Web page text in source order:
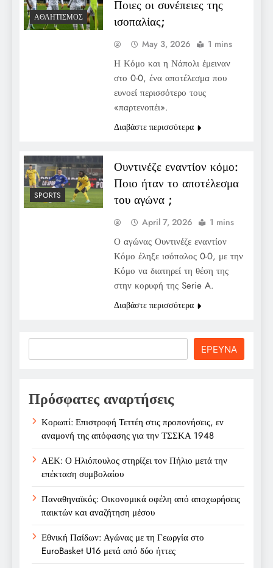
ΑΘΛΗΤΙΣΜΌΣ
Ποιες οι συνέπειες της
ισοπαλίας;
May 3, 2026 1 mins
Η Κόμο και η Νάπολι έμειναν
στο 0-0, ένα αποτέλεσμα που
ευνοεί περισσότερο τους
«παρτενοπέι».
Διαβάστε περισσότερα
SPORTS
Ουντινέζε εναντίον κόμο:
Ποιο ήταν το αποτέλεσμα
του αγώνα ;
April 7, 2026 1 mins
Ο αγώνας Ουντινέζε εναντίον
Κόμο έληξε ισόπαλος 0-0, με την
Κόμο να διατηρεί τη θέση της
στην κορυφή της Serie A.
Διαβάστε περισσότερα
ΕΡΕΥΝΑ
Πρόσφατες αναρτήσεις
Κορωπί: Επιστροφή Τεττέη στις προπονήσεις, εν
αναμονή της απόφασης για την ΤΣΣΚΑ 1948
ΑΕΚ: Ο Ηλιόπουλος στηρίζει τον Πήλιο μετά την
επέκταση συμβολαίου
Παναθηναϊκός: Οικονομικά οφέλη από αποχωρήσεις
παικτών και αναζήτηση μέσου
Εθνική Παίδων: Αγώνας με τη Γεωργία στο
EuroBasket U16 μετά από δύο ήττες